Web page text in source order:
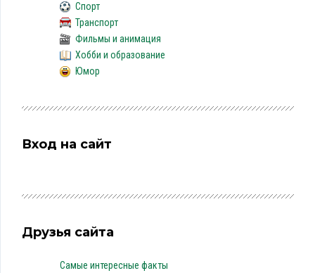
Спорт
Транспорт
Фильмы и анимация
Хобби и образование
Юмор
Вход на сайт
Друзья сайта
Самые интересные факты